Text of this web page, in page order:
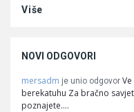
Više
NOVI ODGOVORI
mersadm je unio odgovor
berekatuhu Za bračno
poznajete.…